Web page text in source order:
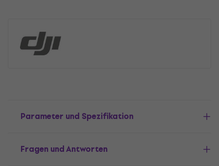
Parameter und Spezifikation
Fragen und Antworten